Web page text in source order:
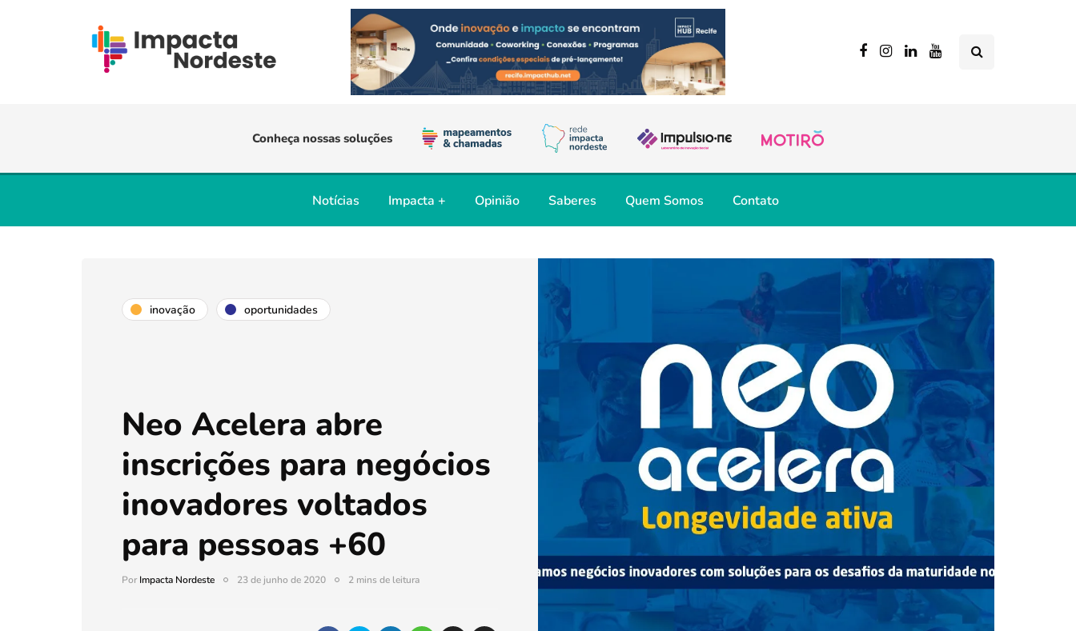
Conheça nossas soluções
Notícias Impacta + Opinião Saberes Quem Somos Contato
inovação oportunidades
Neo Acelera abre
inscrições para negócios
inovadores voltados
para pessoas +60
PorImpacta Nordeste 23 de junho de 2020 2 mins de leitura